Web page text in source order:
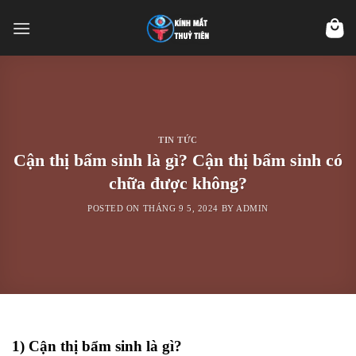
TIN TỨC
Cận thị bẩm sinh là gì? Cận thị bẩm sinh có
chữa được không?
POSTED ON THÁNG 9 5, 2024 BY ADMIN
1) Cận thị bẩm sinh là gì?